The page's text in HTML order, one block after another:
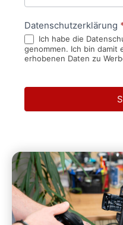
Datenschutzerklärung
Ich habe die
genommen. Ich bin damit
erhobenen Daten zu